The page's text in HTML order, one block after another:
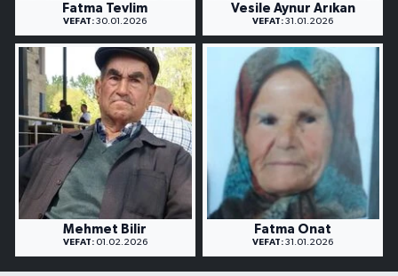
Fatma Tevlim
VEFAT: 30.01.2026
Vesile Aynur Arıkan
VEFAT: 31.01.2026
Mehmet Bilir
VEFAT:01.02.2026
Fatma Onat
VEFAT: 31.01.2026